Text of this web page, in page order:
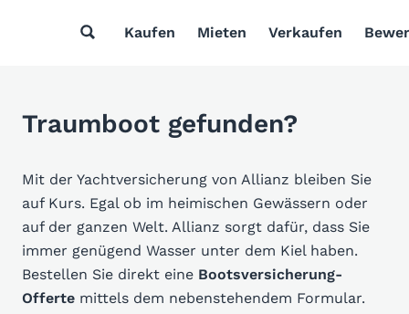
Kaufen Mieten Verkaufen
Traumboot gefunden?
Mit der Yachtversicherung von Allianz bleiben Sie
auf Kurs. Egal ob im heimischen Gewässern oder
auf der ganzen Welt. Allianz sorgt dafür, dass Sie
immer genügend Wasser unter dem Kiel haben.
Bestellen Sie direkt eine Bootsversicherung-
Offerte mittels dem nebenstehendem Formular.